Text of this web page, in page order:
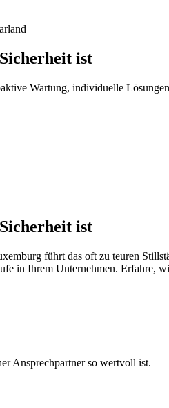
ist
Wartung, individuelle
ist
führt das oft zu teuren
in Ihrem Unternehmen. Erfahre,
Ansprechpartner so wertvoll ist.